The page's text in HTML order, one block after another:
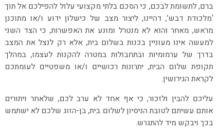
ברם, לתשומת לבכם, כי הסכם בלתי מקצועי עלול להפילכם אל תוך
‘מלכודת דבש’, דהיינו, ליצור מצב של כישלון ידוע ו/או מתוכנן
מראש, מאחר והוא לא מנטרל ומונע את האפשרות, כי הצד השני
למעשה אינו מעוניין בכנות בשלום בית, אלא רק לנצל את המצב
בדרך של ערמומיות ובתחבולות במטרה להקנות לעצמו, במהלך
תקופת שלום הבית, יתרונות רכושיים ו/או משפטיים לעומתכם
לקראת הגירושין.
עליכם להבין ולזכור, כי אף אחד לא ערב לכם, שלאחר ויתורים
אותם עשיתם לטובת הניסיון לשלום בית, בן-הזוג שלכם לא ישתמש
בכך ויבקש מיד להתגרש.